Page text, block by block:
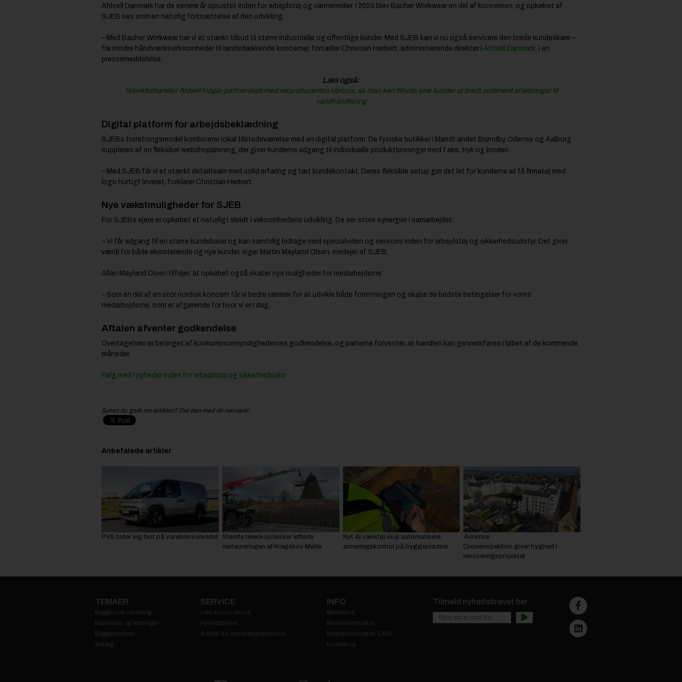
Ahlsell Danmark har de senere år oprustet inden for arbejdstøj og værnemidler. I 2023 blev Bacher Workwear en del af koncernen, og opkøbet af
SJEB ses som en naturlig fortsættelse af den udvikling.
– Med Bacher Workwear har vi et stærkt tilbud til større industrielle og offentlige kunder. Med SJEB kan vi nu også servicere den brede kundeskare –
fra mindre håndværksvirksomheder til landsdækkende koncerner, fortæller Christian Herbert, administrerende direktør i Ahlsell Danmark , i en
pressemeddelelse.
Læs også:
Teknikforhandler Ahlsell indgår partnerskab med rørproducenten Uponor, så man kan tilbyde sine kunder et bredt sortiment af løsninger til
vandhåndtering
Digital platform for arbejdsbeklædning
SJEBs forretningsmodel kombinerer lokal tilstedeværelse med en digital platform. De fysiske butikker i blandt andet Brøndby, Odense og Aalborg
suppleres af en fleksibel webshopløsning, der giver kunderne adgang til individuelle produktløsninger med f.eks. tryk og broderi.
– Med SJEB får vi et stærkt detailteam med solid erfaring og tæt kundekontakt. Deres fleksible setup gør det let for kunderne at få firmatøj med
logo hurtigt leveret, forklarer Christian Herbert.
Nye vækstmuligheder for SJEB
For SJEBs ejere er opkøbet et naturligt skridt i virksomhedens udvikling. De ser store synergier i samarbejdet.
– Vi får adgang til en større kundebase og kan samtidig bidrage med specialviden og services inden for arbejdstøj og sikkerhedsudstyr. Det giver
værdi for både eksisterende og nye kunder, siger Martin Mayland Olsen, medejer af SJEB.
Allan Mayland Olsen tilføjer, at opkøbet også skaber nye muligheder for medarbejderne:
– Som en del af en stor nordisk koncern får vi bedre rammer for at udvikle både forretningen og skabe de bedste betingelser for vores
medarbejderne, som er afgørende for hvor vi er i dag.
Aftalen afventer godkendelse
Overtagelsen er betinget af konkurrencemyndighedernes godkendelse, og parterne forventer, at handlen kan gennemføres i løbet af de kommende
måneder.
Følg med i nyheder inden for arbejdstøj og sikkerhedssko
Synes du godt om artiklen? Del den med dit netværk!
Anbefalede artikler
PV5 bider sig fast på varebilsmarkedet
Største teleskoplæsser løftede
restaureringen af Kragskov Mølle
Nyt AI værktøj skal automatisere
armeringskontrol på byggepladser
Annonce
Droneinspektion giver tryghed i
renoveringsprojektet
TEMAER
Byggeriets udvikling
Materialer og løsninger
Byggepladsen
Anlæg
SERVICE
Læs avisen online
Nyhedsbreve
Artikler fra samarbejdspartnere
INFO
Mediehus
Medieinformation
Mediainformation-ENG
Kontakt os
Tilmeld nyhedsbrevet her